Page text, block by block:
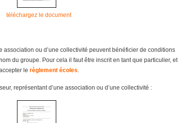
téléchargez le document
association ou d’une collectivité peuvent bénéficier de conditions
du groupe. Pour cela il faut être inscrit en tant que particulier, et
le règlement écoles.
représentant d’une association ou d’une collectivité :